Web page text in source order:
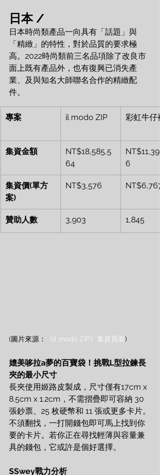
日本 /
日本時尚類產品一向具有「話題」與
「精緻」的特性，對於品質的要求極
高。2022時尚類前三名品項除了改良市
面上既有產品外，也有復興已消失產
業、及與知名大師聯名合作的精緻配
件。
專案 il modo ZIP 彩虹牛仔
集資金額
NT$18,585,5
64
6
集資價(單方
案)
NT$3,576 NT$6,767
贊助人數 3,903 1,845
(圖片來源： 《il modo ZIP》集資頁面)
媲美哆拉a夢的百寶袋！挑戰L型拉鍊長
夾的最小尺寸
長夾使用姬路皮製成，尺寸僅有17cm x
8.5cm x 1.2cm，不需摺疊即可容納 30
張鈔票、25 枚硬幣和 11 張或更多卡片。
不須翻找，一打開錢包即可馬上找到你
要的卡片。若你正在尋找輕薄與容量兼
具的錢包，它或許是個好選擇。
SSwey戰力分析